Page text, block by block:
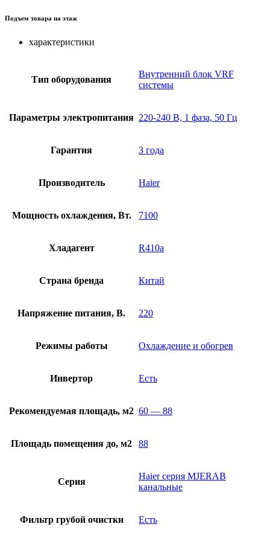
Подъем товара на этаж
характеристики
Тип оборудования
Внутренний блок VRF
системы
Параметры электропитания 220-240 В, 1 фаза, 50 Гц
Гарантия 3 года
Производитель Haier
Мощность охлаждения, Вт. 7100
Хладагент R410a
Страна бренда Китай
Напряжение питания, В. 220
Режимы работы Охлаждение и обогрев
Инвертор Есть
Рекомендуемая площадь, м2 60 — 88
Площадь помещения до, м2 88
Серия
Haier серия MJERAB
канальные
Фильтр грубой очистки Есть